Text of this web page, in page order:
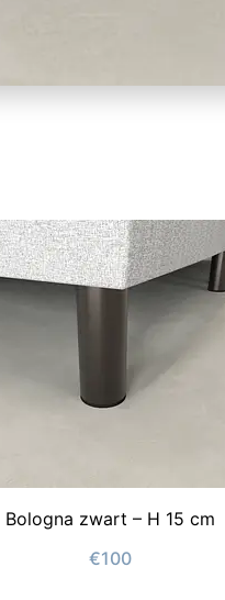
Bologna zwart – H 15 cm
€100